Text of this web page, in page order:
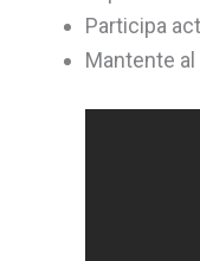
Participa
Mantente